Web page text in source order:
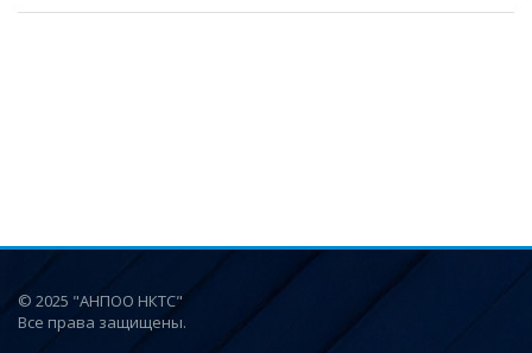
© 2025 "АНПОО НКТС"
Все права защищены.